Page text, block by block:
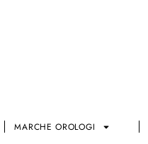
MARCHE OROLOGI